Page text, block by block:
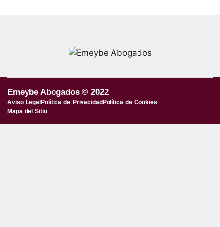
Emeybe Abogados © 2022
Aviso Legal Política de Privacidad Política de Cookies
Mapa del Sitio